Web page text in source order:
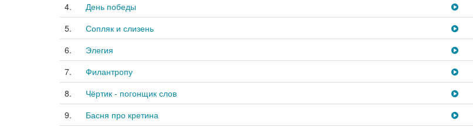
4.
День победы
5.
Сопляк и слизень
6.
Элегия
7.
Филантропу
8.
Чёртик - погонщик слов
9.
Басня про кретина